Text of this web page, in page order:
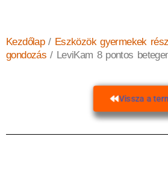
Kezdőlap/ Eszközök gyermekek
gondozás / LeviKam 8 pontos
Vissza a